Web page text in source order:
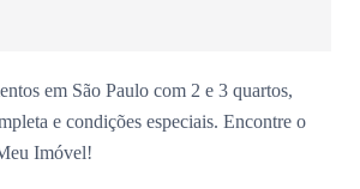
em São Paulo com 2 e 3 quartos,
e condições especiais. Encontre o
Imóvel!